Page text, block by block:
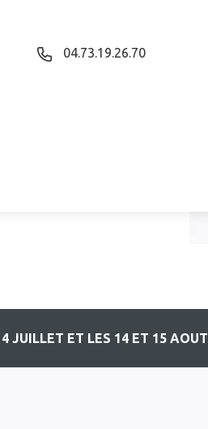
04.73.19.26.70
JUILLET ET LES 14 ET 15 AOUT